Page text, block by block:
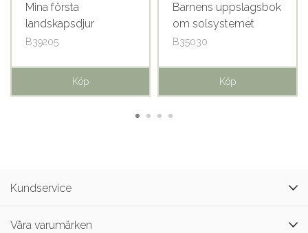
Mina första
landskapsdjur
B39205
Köp
Barnens uppslagsbok
om solsystemet
B35030
Köp
Kundservice
Våra varumärken